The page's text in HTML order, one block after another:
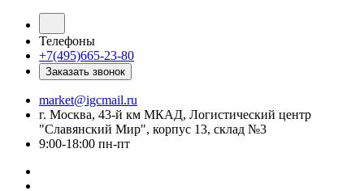
Телефоны
+7(495)665-23-80
Заказать звонок
market@igcmail.ru
г. Москва, 43-й км МКАД, Логистический центр
"Славянский Мир", корпус 13, склад №3
9:00-18:00 пн-пт